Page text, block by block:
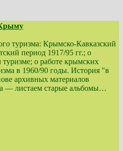
туризма: Крымско-Кавказский
период 1917/95 гг.; о
о работе крымских
в 1960/90 годы. История "в
архивных материалов
— листаем старые альбомы…